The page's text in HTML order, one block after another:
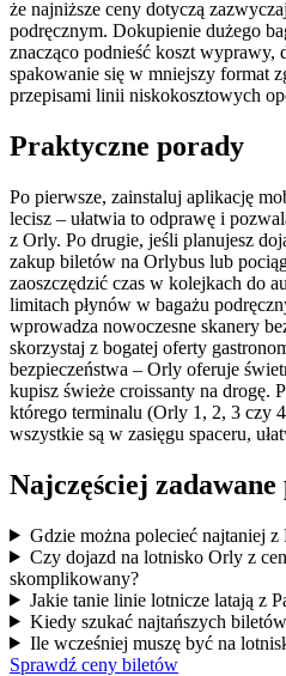
że najniższe ceny dotyczą
podręcznym. Dokupienie dużego
znacząco podnieść koszt wyprawy,
spakowanie się w mniejszy format
przepisami linii niskokosztowych
Praktyczne porady
Po pierwsze, zainstaluj aplikację
lecisz – ułatwia to odprawę i
z Orly. Po drugie, jeśli planujesz
zakup biletów na Orlybus lub
zaoszczędzić czas w kolejkach do
limitach płynów w bagażu
wprowadza nowoczesne skanery
skorzystaj z bogatej oferty
bezpieczeństwa – Orly oferuje
kupisz świeże croissanty na drogę.
którego terminalu (Orly 1, 2, 3 czy
wszystkie są w zasięgu spaceru,
Najczęściej
Gdzie można polecieć najtaniej z
Czy dojazd na lotnisko Orly z
skomplikowany?
Jakie tanie linie lotnicze latają z
Kiedy szukać najtańszych
Ile wcześniej muszę być na
Sprawdź ceny biletów